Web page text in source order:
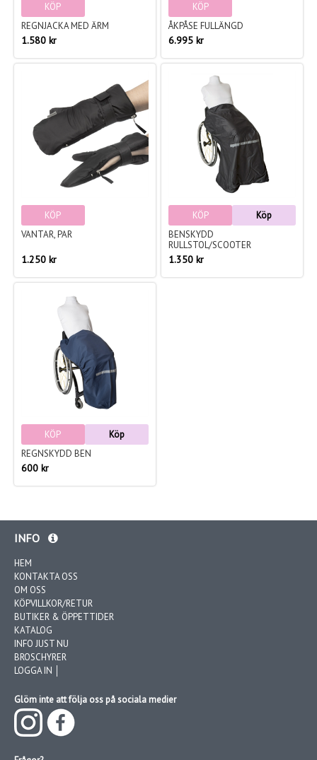
KÖP
REGNJACKA MED ÄRM
1.580 kr
KÖP
ÅKPÅSE FULLÄNGD
6.995 kr
KÖP
VANTAR, PAR
1.250 kr
KÖP
Köp
BENSKYDD
RULLSTOL/SCOOTER
1.350 kr
KÖP
Köp
REGNSKYDD BEN
600 kr
INFO
HEM
KONTAKTA OSS
OM OSS
KÖPVILLKOR/RETUR
BUTIKER & ÖPPETTIDER
KATALOG
INFO JUST NU
BROSCHYRER
LOGGA IN │
Glöm inte att följa oss på sociala medier